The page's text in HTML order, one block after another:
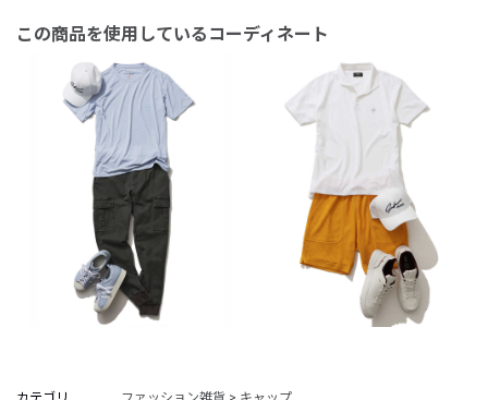
この商品を使用しているコーディネート